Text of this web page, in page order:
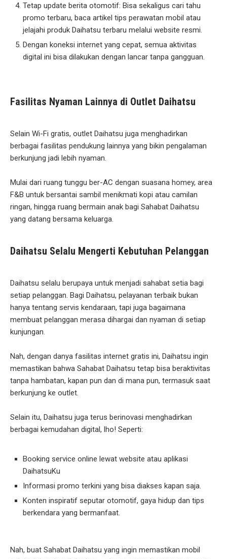
Tetap update berita otomotif: Bisa sekaligus cari tahu
promo terbaru, baca artikel tips perawatan mobil atau
jelajahi produk Daihatsu terbaru melalui website resmi.
Dengan koneksi internet yang cepat, semua aktivitas
digital ini bisa dilakukan dengan lancar tanpa gangguan.
Fasilitas Nyaman Lainnya di Outlet Daihatsu
Selain Wi-Fi gratis, outlet Daihatsu juga menghadirkan
berbagai fasilitas pendukung lainnya yang bikin pengalaman
berkunjung jadi lebih nyaman.
Mulai dari ruang tunggu ber-AC dengan suasana homey, area
F&B untuk bersantai sambil menikmati kopi atau camilan
ringan, hingga ruang bermain anak bagi Sahabat Daihatsu
yang datang bersama keluarga.
Daihatsu Selalu Mengerti Kebutuhan Pelanggan
Daihatsu selalu berupaya untuk menjadi sahabat setia bagi
setiap pelanggan. Bagi Daihatsu, pelayanan terbaik bukan
hanya tentang servis kendaraan, tapi juga bagaimana
membuat pelanggan merasa dihargai dan nyaman di setiap
kunjungan.
Nah, dengan danya fasilitas internet gratis ini, Daihatsu ingin
memastikan bahwa Sahabat Daihatsu tetap bisa beraktivitas
tanpa hambatan, kapan pun dan di mana pun, termasuk saat
berkunjung ke outlet.
Selain itu, Daihatsu juga terus berinovasi menghadirkan
berbagai kemudahan digital, lho! Seperti:
Booking service online lewat website atau aplikasi
DaihatsuKu
Informasi promo terkini yang bisa diakses kapan saja.
Konten inspiratif seputar otomotif, gaya hidup dan tips
berkendara yang bermanfaat.
Nah, buat Sahabat Daihatsu yang ingin memastikan mobil